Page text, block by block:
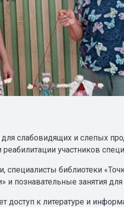
слабовидящих и слепых
участников
специалисты библиотеки
и познавательные занятия для
доступ к литературе и